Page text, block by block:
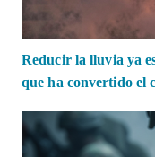
Reducir la lluvia ya
que ha convertido el